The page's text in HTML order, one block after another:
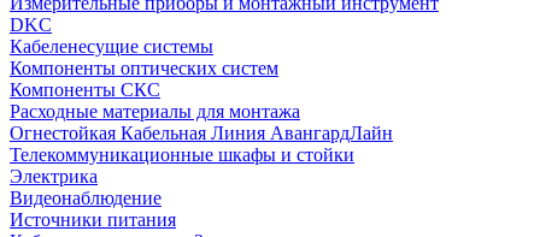
DKC
Кабеленесущие системы
Компоненты оптических систем
Компоненты СКС
Расходные материалы для монтажа
Огнестойкая Кабельная Линия АвангардЛайн
Телекоммуникационные шкафы и стойки
Электрика
Видеонаблюдение
Источники питания